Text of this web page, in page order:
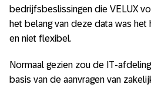
bedrijfsbeslissingen die VELUX
het belang van deze data was
en niet flexibel.
Normaal gezien zou de IT-
basis van de aanvragen van